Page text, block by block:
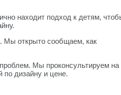
находит подход к детям,
Мы открыто сообщаем, как
Мы проконсультируем на
по дизайну и цене.